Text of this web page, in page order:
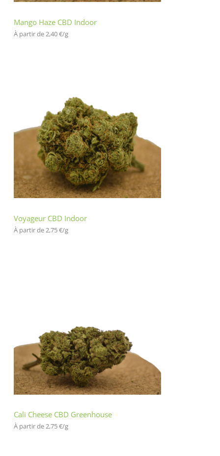
Mango Haze CBD Indoor
À partir de 2,40€/g
Voyageur CBD Indoor
À partir de 2,75€/g
Cali Cheese CBD Greenhouse
À partir de 2,75€/g